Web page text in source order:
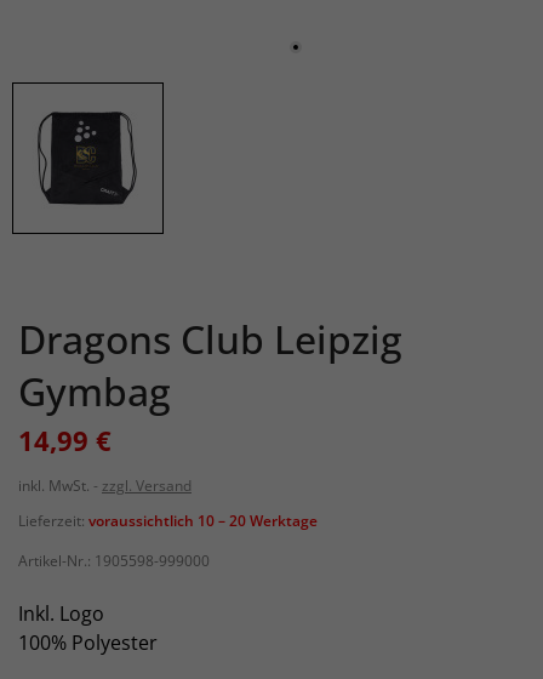
Dragons Club Leipzig
Gymbag
14,99 €
inkl. MwSt.
zzgl. Versand
Lieferzeit: voraussichtlich 10 – 20 Werktage
Artikel-Nr.: 1905598-999000
Inkl. Logo
100% Polyester